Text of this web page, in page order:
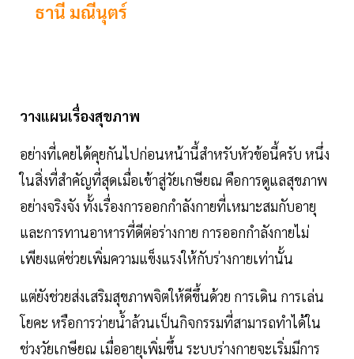
ธานี มณีนุตร์
วางแผนเรื่องสุขภาพ
อย่างที่เคยได้คุยกันไปก่อนหน้านี้สำหรับหัวข้อนี้ครับ หนึ่ง
ในสิ่งที่สำคัญที่สุดเมื่อเข้าสู่วัยเกษียณ คือการดูแลสุขภาพ
อย่างจริงจัง ทั้งเรื่องการออกกำลังกายที่เหมาะสมกับอายุ
และการทานอาหารที่ดีต่อร่างกาย การออกกำลังกายไม่
เพียงแต่ช่วยเพิ่มความแข็งแรงให้กับร่างกายเท่านั้น
แต่ยังช่วยส่งเสริมสุขภาพจิตให้ดีขึ้นด้วย การเดิน การเล่น
โยคะ หรือการว่ายน้ำล้วนเป็นกิจกรรมที่สามารถทำได้ใน
ช่วงวัยเกษียณ เมื่ออายุเพิ่มขึ้น ระบบร่างกายจะเริ่มมีการ